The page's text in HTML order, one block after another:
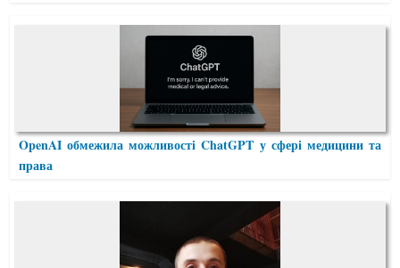
OpenAI обмежила можливості ChatGPT у сфері медицини та
права